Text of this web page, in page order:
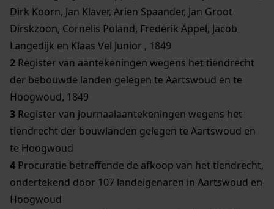
Dirk Koorn, Jan Klaver, Arien Spaander, Jan Groot
Dirskzoon, Cornelis Poland, Frederik Appel, Jacob
Langedijk en Klaas Vel Junior , 1849
2 Register van aantekeningen wegens het tiendrecht
der bebouwde landen gelegen te Aartswoud en te
Hoogwoud, 1849
3 Register van journaalaantekeningen wegens het
tiendrecht der bouwlanden gelegen te Aartswoud en
te Hoogwoud
4 Procuratie betreffende de afkoop van het tiendrecht,
ondertekend door 107 landeigenaren in Aartswoud en
Hoogwoud